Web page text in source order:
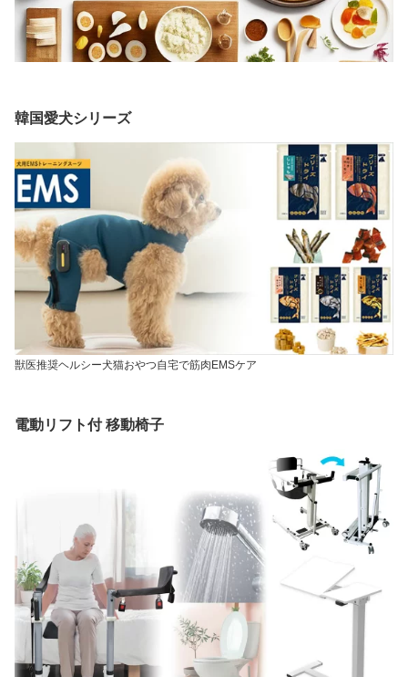
韓国愛犬シリーズ
獣医推奨ヘルシー犬猫おやつ自宅で筋肉EMSケア
電動リフト付 移動椅子